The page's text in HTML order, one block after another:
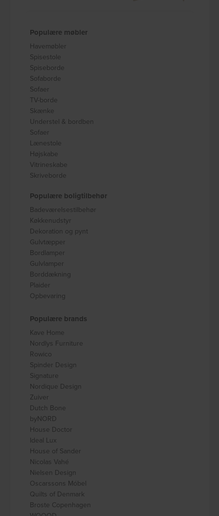
Populære møbler
Havemøbler
Spisestole
Spiseborde
Sofaborde
Sofaer
TV-borde
Skænke
Understel & bordben
Sofaer
Lænestole
Højskabe
Vitrineskabe
Skriveborde
Populære boligtilbehør
Badeværelsestilbehør
Køkkenudstyr
Dekoration og pynt
Gulvtæpper
Bordlamper
Gulvlamper
Borddækning
Plaider
Opbevaring
Populære brands
Kave Home
Nordlys Furniture
Rowico
Spinder Design
Signature
Nordique Design
Zuiver
Dutch Bone
byNORD
House Doctor
Ideal Lux
House of Sander
Nicolas Vahé
Nielsen Design
Oscarssons Móbel
Quilts of Denmark
Broste Copenhagen